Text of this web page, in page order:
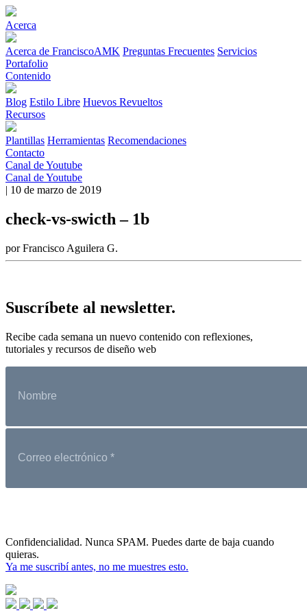
Acerca
Acerca de FranciscoAMK Preguntas Frecuentes Servicios
Portafolio
Contenido
Blog Estilo Libre Huevos Revueltos
Recursos
Plantillas Herramientas Recomendaciones
Contacto
Canal de Youtube
Canal de Youtube
| 10 de marzo de 2019
check-vs-swicth – 1b
por Francisco Aguilera G.
Suscríbete al newsletter.
Recibe cada semana un nuevo contenido con reflexiones,
tutoriales y recursos de diseño web
Confidencialidad. Nunca SPAM. Puedes darte de baja cuando
quieras.
Ya me suscribí antes, no me muestres esto.